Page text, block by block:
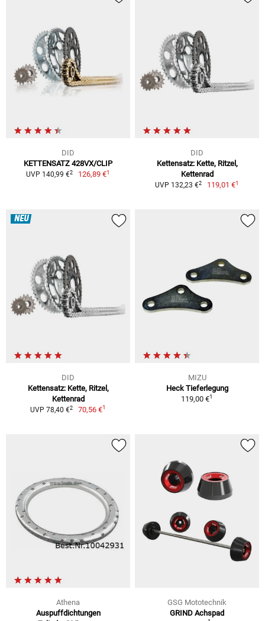
DID
KETTENSATZ 428VX/CLIP
UVP 140,99 €2 126,89 €1
DID
Kettensatz: Kette, Ritzel,
Kettenrad
UVP 132,23 €2 119,01 €1
NEU
DID
Kettensatz: Kette, Ritzel,
Kettenrad
UVP 78,40 €2 70,56 €1
MIZU
Heck Tieferlegung
119,00 €1
Athena
Auspuffdichtungen
GSG Mototechnik
GRIND Achspad